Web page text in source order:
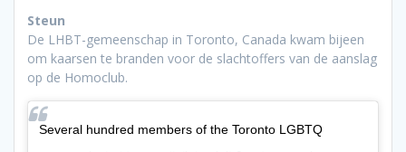
Steun
De LHBT-gemeenschap in Toronto, Canada kwam bijeen
om kaarsen te branden voor de slachtoffers van de aanslag
op de Homoclub.
Several hundred members of the Toronto LGBTQ